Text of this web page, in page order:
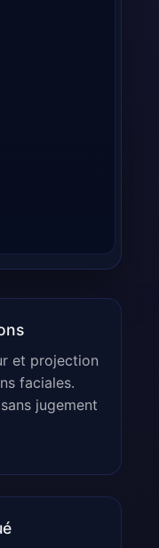
et projection
faciales.
jugement